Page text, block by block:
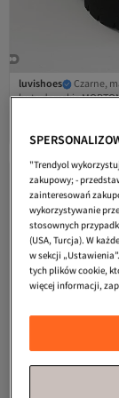
luvishoes
Czarne,
buty damskie
Najniższa cena od 30 dni
154,75zł
"Trendyol
zakupowy; -
zainteresowań
wykorzystywanie
stosownych
(USA, Turcja). W
w sekcji
tych plików cookie,
więcej informacji,